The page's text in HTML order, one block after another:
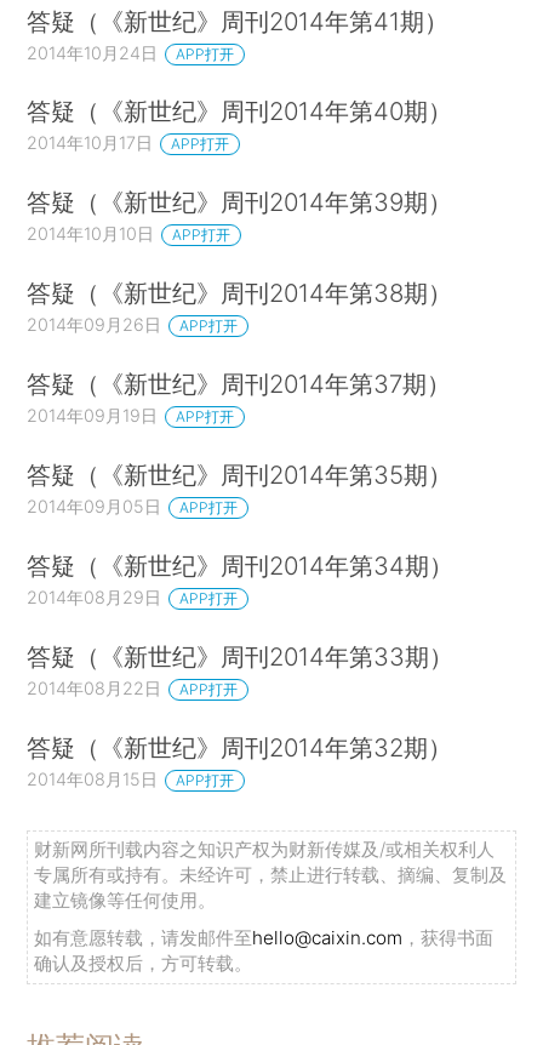
答疑（《新世纪》周刊2014年第41期）
2014年10月24日 APP打开
答疑（《新世纪》周刊2014年第40期）
2014年10月17日 APP打开
答疑（《新世纪》周刊2014年第39期）
2014年10月10日 APP打开
答疑（《新世纪》周刊2014年第38期）
2014年09月26日 APP打开
答疑（《新世纪》周刊2014年第37期）
2014年09月19日 APP打开
答疑（《新世纪》周刊2014年第35期）
2014年09月05日 APP打开
答疑（《新世纪》周刊2014年第34期）
2014年08月29日 APP打开
答疑（《新世纪》周刊2014年第33期）
2014年08月22日 APP打开
答疑（《新世纪》周刊2014年第32期）
2014年08月15日 APP打开
财新网所刊载内容之知识产权为财新传媒及/或相关权利人
专属所有或持有。未经许可，禁止进行转载、摘编、复制及
建立镜像等任何使用。
如有意愿转载，请发邮件至hello@caixin.com ，获得书面
确认及授权后，方可转载。